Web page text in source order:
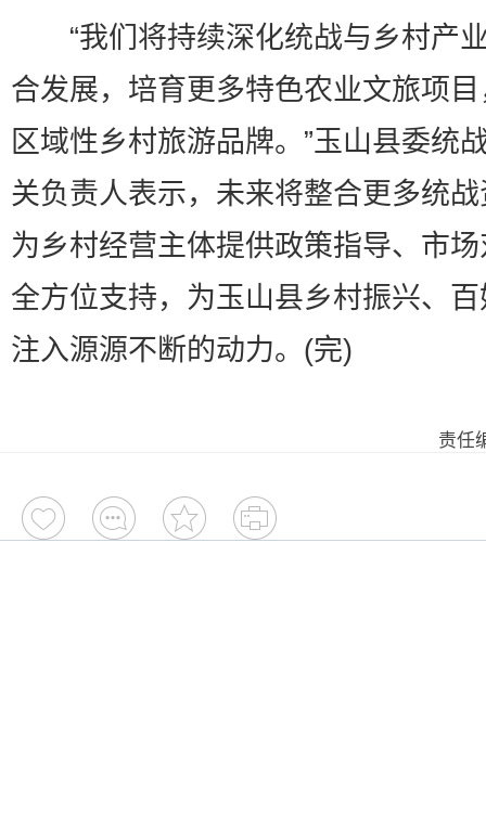
“我们将持续深化统战与乡村产
合发展，培育更多特色农业文旅项
区域性乡村旅游品牌。”玉山县委统
关负责人表示，未来将整合更多统
为乡村经营主体提供政策指导、市
全方位支持，为玉山县乡村振兴、
注入源源不断的动力。(完)
责任